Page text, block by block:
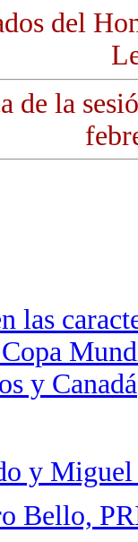
del
de la
las
y Canadá
y
Bello,